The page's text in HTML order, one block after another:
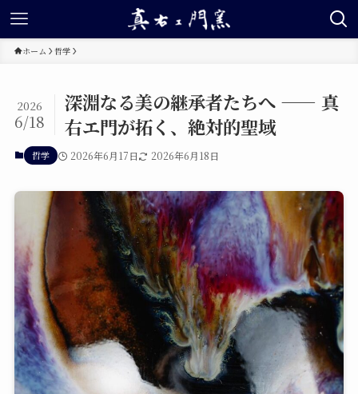
ホーム 哲学
深淵なる美の継承者たちへ —— 真
右エ門が拓く、絶対的聖域
2026
6/18
哲学 2026年6月17日 2026年6月18日